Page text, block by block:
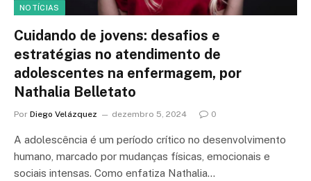
NOTÍCIAS
Cuidando de jovens: desafios e
estratégias no atendimento de
adolescentes na enfermagem, por
Nathalia Belletato
Por Diego Velázquez dezembro 5, 2024 0
A adolescência é um período crítico no desenvolvimento
humano, marcado por mudanças físicas, emocionais e
sociais intensas. Como enfatiza Nathalia…